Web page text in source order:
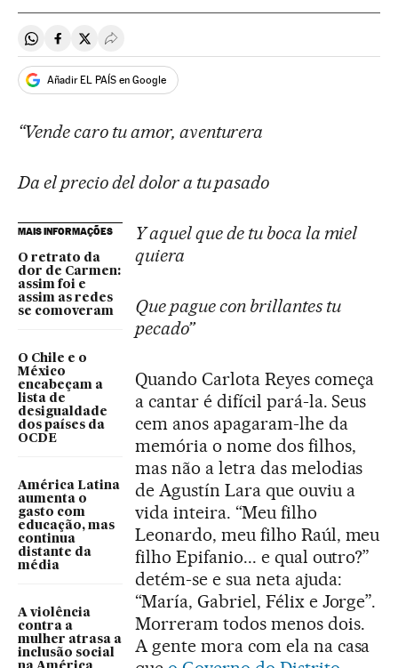
Compartir en Whatsapp
Compartir en Facebook
Compartir en Twitter
Desplegar Redes Sociales
Añadir EL PAÍS en Google
“Vende caro tu amor, aventurera
Da el precio del dolor a tu pasado
MAIS INFORMAÇÕES
O retrato da
dor de Carmen:
assim foi e
assim as redes
se comoveram
O Chile e o
México
encabeçam a
lista de
desigualdade
dos países da
OCDE
América Latina
aumenta o
gasto com
educação, mas
continua
distante da
média
A violência
contra a
mulher atrasa a
inclusão social
Y aquel que de tu boca la miel
quiera
Que pague con brillantes tu
pecado”
Quando Carlota Reyes começa
a cantar é difícil pará-la. Seus
cem anos apagaram-lhe da
memória o nome dos filhos,
mas não a letra das melodias
de Agustín Lara que ouviu a
vida inteira. “Meu filho
Leonardo, meu filho Raúl, meu
filho Epifanio... e qual outro?”
detém-se e sua neta ajuda:
“María, Gabriel, Félix e Jorge”.
Morreram todos menos dois.
A gente mora com ela na casa